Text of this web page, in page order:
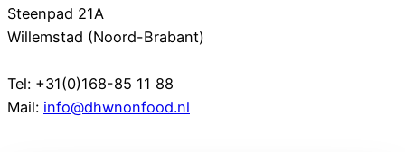
Steenpad 21A
Willemstad (Noord-Brabant)
Tel: +31(0)168-85 11 88
Mail: info@dhwnonfood.nl